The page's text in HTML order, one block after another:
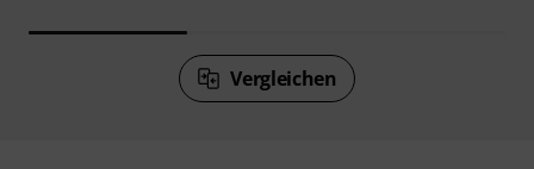
Vergleichen